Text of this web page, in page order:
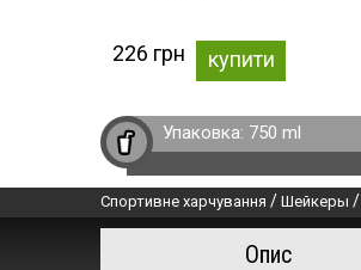
226 грн купити
Упаковка: 750 ml
Спортивне харчування / Шейкеры /
Опис